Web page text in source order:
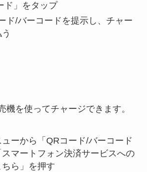
ド」をタップ
ド/バーコードを提示し、チャー
機を使ってチャージできます。
ーから「QRコード/バーコード
マートフォン決済サービスへの
ら」を押す